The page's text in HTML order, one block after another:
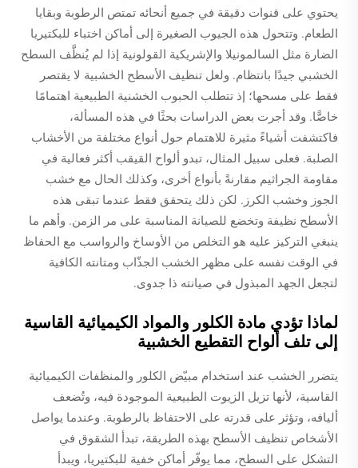
يحتوي على قنوات دقيقة في جميع أنحائه تمتص الرطوبة وبقايا
الطعام. وتتحول هذه الجيوب الصغيرة إلى أماكن اختباء للبكتيريا
الضارة مثل السالمونيلا والإشريكية القولونية إذا لم يُنظَّف السطح
الخشبي جيدًا بانتظام. ولعل تنظيف الأسطح الخشبية لا يقتصر
فقط على مسحها؛ إذ تتطلب الحبوب الخشنية الطبيعية اهتمامًا
خاصًّا. وقد أجرت بعض الدراسات بحثًا في هذه المسألة،
فاكتشفت أشياءً مثيرة للاهتمام حول أنواع مختلفة من الأخشاب
الصلبة. فعلى سبيل المثال، تبدو ألواح القيقب أكثر فعالية في
مقاومة الجراثيم مقارنةً بأنواع أخرى، وكذلك الحال مع خشب
الجوز وخشب الكرز. لكن ذلك يتحقق فقط عندما تبقى هذه
الأسطح نظيفة وتخضع للصيانة المناسبة على مر الزمن. وأهم ما
ينبغي التركيز عليه هو التخلص من الأوساخ والرواسب مع الحفاظ
في الوقت نفسه على مظهر الخشب الجذّاب ومتانته الكافية
لتجعل الجهد المبذول في صيانته ذا جدوى.
لماذا تؤدي مادة الكلور والمواد الكيميائية القاسية
إلى تلف ألواح التقطيع الخشبية
يتضرر الخشب عند استخدام مبيّض الكلور والمنظفات الكيميائية
القاسية، لأنها تزيل الزيوت الطبيعية الموجودة فيه، وتُضعف
أليافه، وتؤثر على قدرته على الاحتفاظ بالرطوبة. وعندما يواصل
الأشخاص تنظيف الأسطح بهذه الطريقة، تبدأ الشقوق في
التشكل على السطح، مما يوفّر أماكن خفية للبكتيريا، ويبدأ